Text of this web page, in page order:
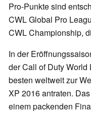
Pro-Punkte sind
CWL Global Pro
CWL Championship,
In der
der Call of Duty
besten weltweit zur
XP 2016 antraten.
einem packenden